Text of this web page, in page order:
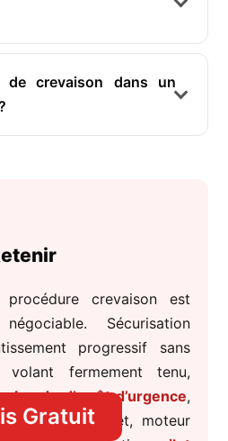
crevaison dans un
crevaison est
Sécurisation
progressif sans
volant fermement tenu,
bande d’arrêt d’urgence,
dès l’arrêt, moteur
Gratuit